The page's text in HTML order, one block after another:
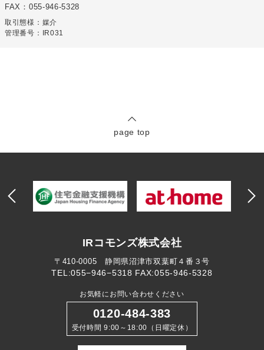
FAX：055-946-5328
取引態様：媒介
管理番号：IR031
page top
IRコモンズ株式会社
〒410-0005 静岡県沼津市双葉町４番３号
TEL:055−946−5318 FAX:055-946-5328
お気軽にお問い合わせください
0120-484-383
受付時間 9:00～18:00（日曜定休）